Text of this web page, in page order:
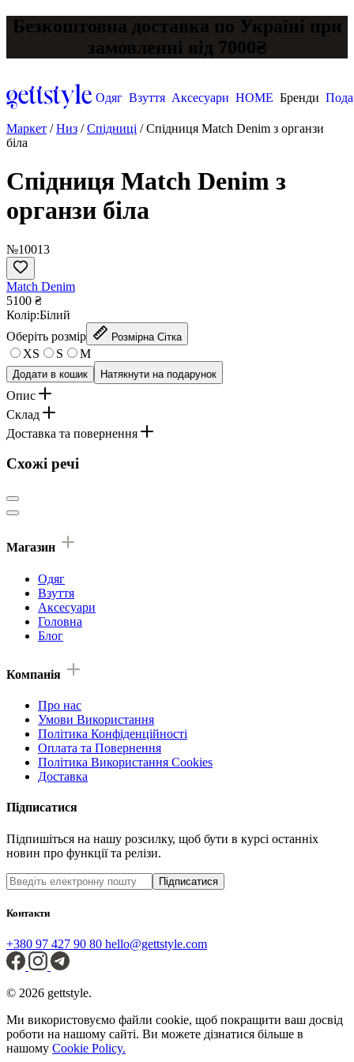
Безкоштовна доставка по Україні при
замовленні від 7000₴
Одяг Взуття Аксесуари HOME Бренди
Маркет /Низ /Спідниці /Спідниця Match Denim з органзи
біла
Спідниця Match Denim з
органзи біла
№10013
Match Denim
5100 ₴
Колір:Білий
Оберіть розмір
Розмірна Сітка
XS S M
Додати в кошик Натякнути на подарунок
Опис
Склад
Доставка та повернення
Схожі речі
Магазин
Одяг
Взуття
Аксесуари
Головна
Блог
Компанія
Про нас
Умови Використання
Політика Конфіденційності
Оплата та Повернення
Політика Використання Cookies
Доставка
Підписатися
Підпишіться на нашу розсилку, щоб бути в курсі останніх
новин про функції та релізи.
Підписатися
Контакти
+380 97 427 90 80 hello@gettstyle.com
© 2026 gettstyle.
Ми використовуємо файли cookie, щоб покращити ваш досвід
роботи на нашому сайті. Ви можете дізнатися більше в
нашому Cookie Policy.